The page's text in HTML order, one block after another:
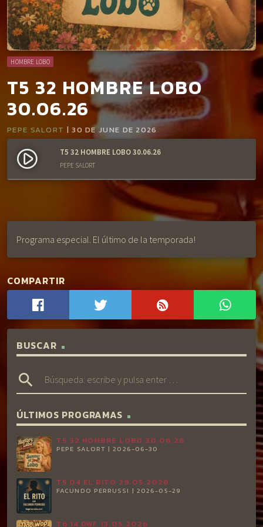
HOMBRE LOBO
T5 32 HOMBRE LOBO
30.06.26
PEPE SALORT | 30 DE JUNE DE 2026
play_circle_filled T5 32 HOMBRE LOBO 30.06.26
PEPE SALORT
Programa especial. El último de la temporada!
COMPARTIR
BUSCAR
search
ÚLTIMOS PROGRAMAS
T5 32 HOMBRE LOBO 30.06.26
PEPE SALORT | 2026-06-30
T5 04 EL RITO 29.05.2026
FACUNDO PERRUSSI | 2026-05-29
T6 14 DWF 13.05.2026